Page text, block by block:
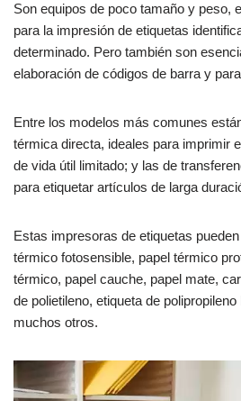
Son equipos de poco tamaño y peso,
para la impresión de etiquetas
determinado. Pero también son
elaboración de códigos de barra y
Entre los modelos más comunes
térmica directa, ideales para imprimir
de vida útil limitado; y las de
para etiquetar artículos de larga
Estas impresoras de etiquetas
térmico fotosensible, papel térmico
térmico, papel cauche, papel mate,
de polietileno, etiqueta de
muchos otros.